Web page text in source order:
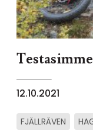
12.10.2021
FJÄLLRÄVEN